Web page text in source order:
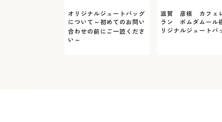
オリジナルジュートバッグ
について～初めてのお問い
合わせの前にご一読くださ
い～
滋賀 彦根 カフェ
ラン ポムダムー
リジナルジュートバ